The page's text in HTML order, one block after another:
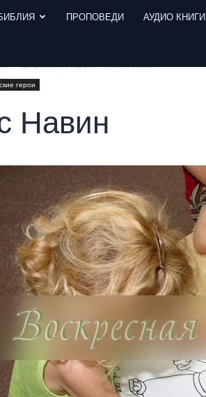
ПРОПОВЕДИ АУДИО КНИГИ
герои
Навин